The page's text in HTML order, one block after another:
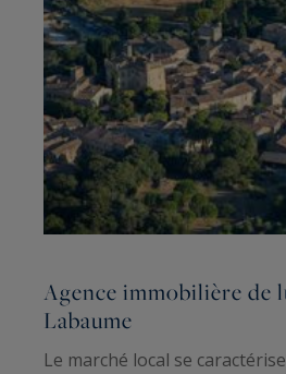
Agence immobilière de
Labaume
Le marché local se